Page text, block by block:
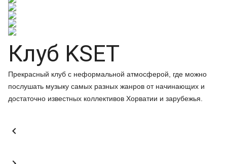
Клуб KSET
Прекрасный клуб с неформальной атмосферой, где можно
послушать музыку самых разных жанров от начинающих и
достаточно известных коллективов Хорватии и зарубежья.
